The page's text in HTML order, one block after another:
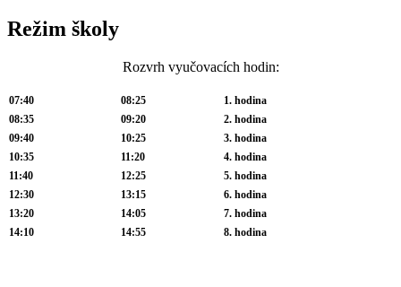
Režim školy
Rozvrh vyučovacích hodin:
07:40 08:25
1. hodina
08:35
09:20
2. hodina
09:40
10:25
3. hodina
10:35
11:20
4. hodina
11:40
12:25
5. hodina
12:30
13:15
6. hodina
13:20
14:05
7. hodina
14:10
14:55 8. hodina